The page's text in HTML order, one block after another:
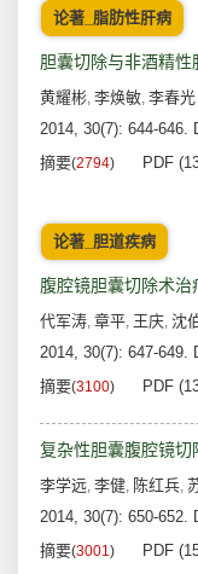
论著_脂肪性肝病
胆囊切除与非酒精
黄耀彬, 李焕敏, 李春光
2014, 30(7): 644-646.
摘要(2794) PDF
论著_胆道疾病
腹腔镜胆囊切除术
代军涛, 章平, 王庆, 沈
2014, 30(7): 647-649.
摘要(3100) PDF
复杂性胆囊腹腔镜切
李学远, 李健, 陈红兵,
2014, 30(7): 650-652.
摘要(3001) PDF